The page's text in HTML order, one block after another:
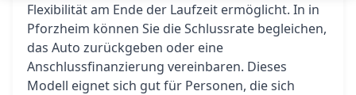
Flexibilität am Ende der Laufzeit ermöglicht. In in
Pforzheim können Sie die Schlussrate begleichen,
das Auto zurückgeben oder eine
Anschlussfinanzierung vereinbaren. Dieses
Modell eignet sich gut für Personen, die sich